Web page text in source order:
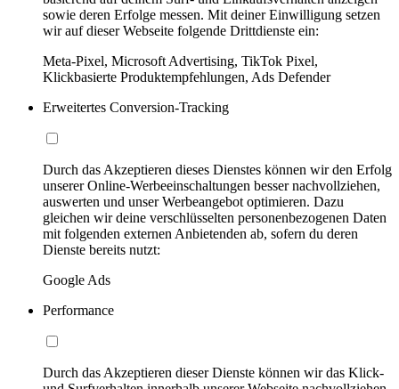
sowie deren Erfolge messen. Mit deiner Einwilligung setzen
wir auf dieser Webseite folgende Drittdienste ein:
Meta-Pixel, Microsoft Advertising, TikTok Pixel,
Klickbasierte Produktempfehlungen, Ads Defender
Erweitertes Conversion-Tracking
Durch das Akzeptieren dieses Dienstes können wir den Erfolg
unserer Online-Werbeeinschaltungen besser nachvollziehen,
auswerten und unser Werbeangebot optimieren. Dazu
gleichen wir deine verschlüsselten personenbezogenen Daten
mit folgenden externen Anbietenden ab, sofern du deren
Dienste bereits nutzt:
Google Ads
Performance
Durch das Akzeptieren dieser Dienste können wir das Klick-